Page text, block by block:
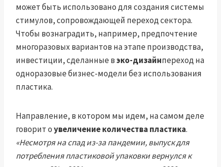
может быть использовано для создания системы
стимулов, сопровождающей переход сектора.
Чтобы вознаградить, например, предпочтение
многоразовых вариантов на этапе производства,
инвестиции, сделанные вэко-дизайнпереход на
одноразовые бизнес-модели без использования
пластика.
Направление, в котором мы идем, на самом деле
говорит оувеличение количества пластика.
«Несмотря на спад из-за пандемии, выпуск для
потребления пластиковой упаковки вернулся к